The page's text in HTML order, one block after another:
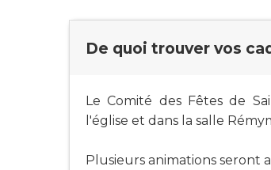
De quoi trouver vos
Le Comité des Fêtes de
l'église et dans la salle
Plusieurs animations seront